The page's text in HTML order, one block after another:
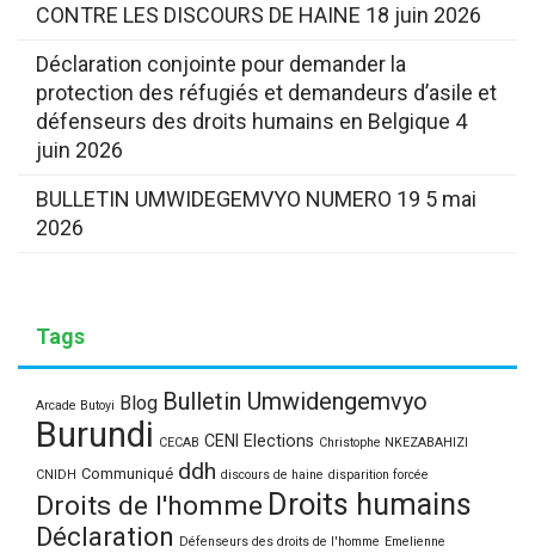
CONTRE LES DISCOURS DE HAINE 18 juin 2026
Déclaration conjointe pour demander la
protection des réfugiés et demandeurs d’asile et
défenseurs des droits humains en Belgique 4
juin 2026
BULLETIN UMWIDEGEMVYO NUMERO 19 5 mai
2026
Tags
Arcade Butoyi Blog Bulletin Umwidengemvyo
Burundi CECAB CENI Elections Christophe NKEZABAHIZI
CNIDH Communiqué ddh discours de haine disparition forcée
Droits de l'homme Droits humains
Déclaration Défenseurs des droits de l'homme Emelienne